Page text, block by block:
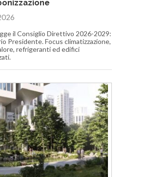
il Consiglio Direttivo 2026-2029:
Presidente. Focus climatizzazione,
refrigeranti ed edifici